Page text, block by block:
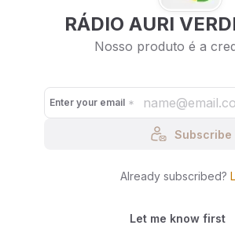
RÁDIO AURI
Nosso produto é a
Enter your email
Subscribe
Already subscribed?
Let me know first